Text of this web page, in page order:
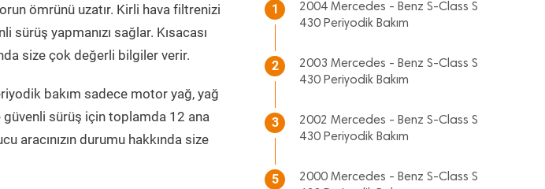
ömrünü uzatır. Kirli hava filtrenizi
yapmanızı sağlar. Kısacası
size çok değerli bilgiler verir.
bakım sadece motor yağ, yağ
güvenli sürüş için toplamda 12 ana
aracınızın durumu hakkında size
1
2004 Mercedes - Benz S-Class S
430 Periyodik Bakım
2
2003 Mercedes - Benz S-Class S
430 Periyodik Bakım
3
2002 Mercedes - Benz S-Class S
430 Periyodik Bakım
5
2000 Mercedes - Benz S-Class S